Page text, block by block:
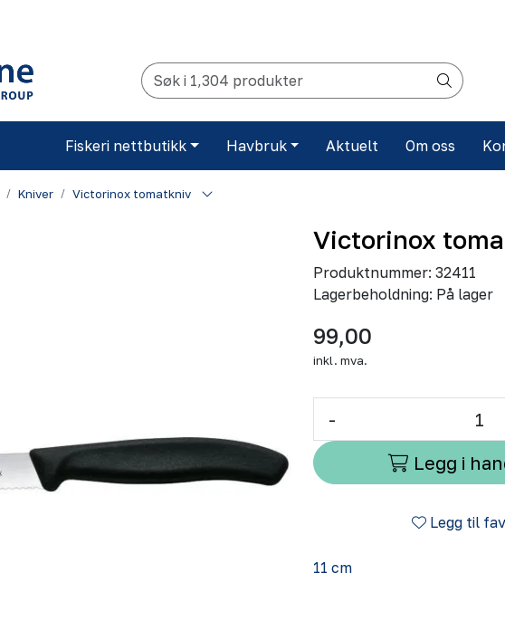
Fiskeri nettbutikk Havbruk Aktuelt Om oss
Kniver Victorinox tomatkniv
Victorinox
Produktnummer: 32411
Lagerbeholdning: På lager
99,00
inkl. mva.
-
Legg i
Legg til
11 cm